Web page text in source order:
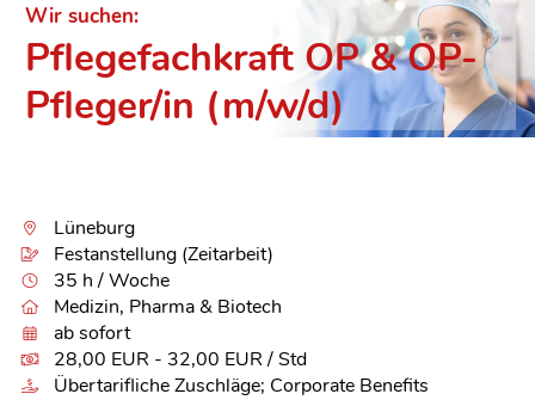
Wir suchen:
Pflegefachkraft OP & OP-
Pfleger/in (m/w/d)
Lüneburg
Festanstellung (Zeitarbeit)
35 h / Woche
Medizin, Pharma & Biotech
ab sofort
28,00 EUR - 32,00 EUR / Std
Übertarifliche Zuschläge; Corporate Benefits